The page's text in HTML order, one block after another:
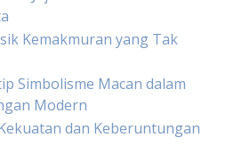
Kemakmuran yang Tak
Simbolisme Macan dalam
Modern
dan Keberuntungan